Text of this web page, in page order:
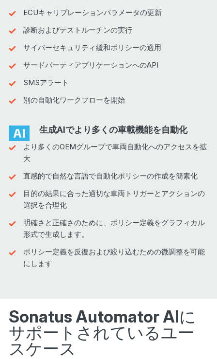
ECUキャリブレーションパラメータの更新
診断およびテストルーチンの実行
サイバーセキュリティ緩和ポリシーの適用
サードパーティアプリケーションへのAPI
SMSアラート
別の自動化ワークフローを開始
生成AIでより多くの車載機能を自動化
より多くのOEMグループで車両自動化へのアクセスを拡
大
直感的で自然な言語で自動化ポリシーの作成を簡素化
目的の結果に合った適切な車両トリガーとアクションの
選択を合理化
明確さと正確さのために、ポリシー定義をグラフィカル
形式で生成します。
ポリシー定義を反復および絞り込むための微調整を可能
にします
Sonatus Automator AIに
サポートされているユー
スケース